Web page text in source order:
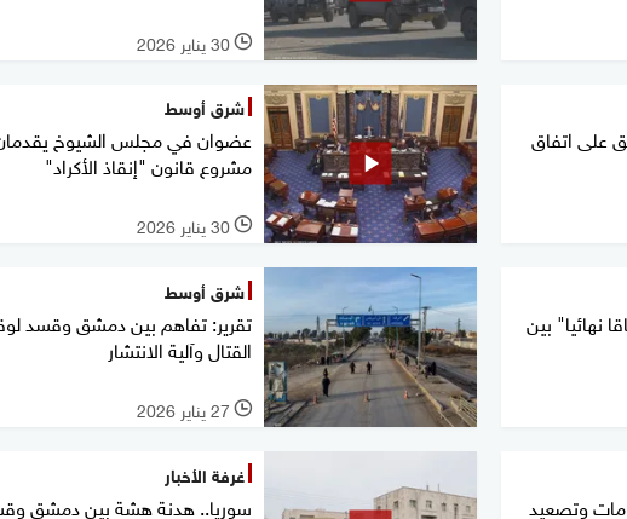
l 30 يناير 2026
على اتفاق
شرق أوسط
عضوان في مجلس الشيوخ
مشروع قانون "إنقاذ الأكراد"
l 30 يناير 2026
نهائيا" بين
شرق أوسط
تقرير: تفاهم بين دمشق وقسد
القتال وآلية الانتشار
l 27 يناير 2026
وتصعيد
غرفة الأخبار
سوريا.. هدنة هشة بين دمشق